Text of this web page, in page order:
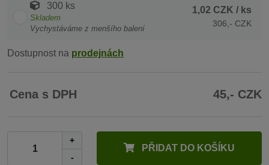
300 ks
Skladem
Vychystáváme z menšího balení
1,02 CZK / ks
306,- CZK
Dostupnost na prodejnách
Cena s DPH 45,- CZK
+
-
PŘIDAT DO KOŠÍKU